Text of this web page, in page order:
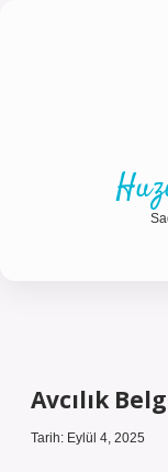
Avcılık
Tarih: Eylül 4, 2025